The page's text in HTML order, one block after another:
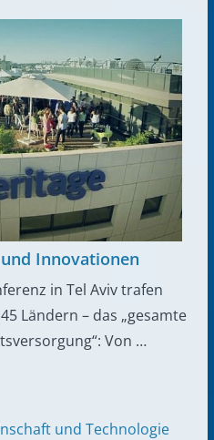
Innovationen
in Tel Aviv trafen
Ländern – das „gesamte
Von …
und Technologie